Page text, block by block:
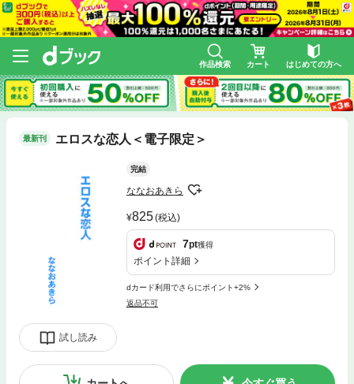
作品検索 カート はじめての方へ
最新刊 エロスな恋人＜電子限定＞
試し読み
完結
ななおあきら
825(税込)
7pt獲得
ポイント詳細
dカード利用でさらにポイント+2%
返品不可